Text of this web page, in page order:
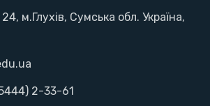
м.Глухів, Сумська обл. Україна,
2-33-61